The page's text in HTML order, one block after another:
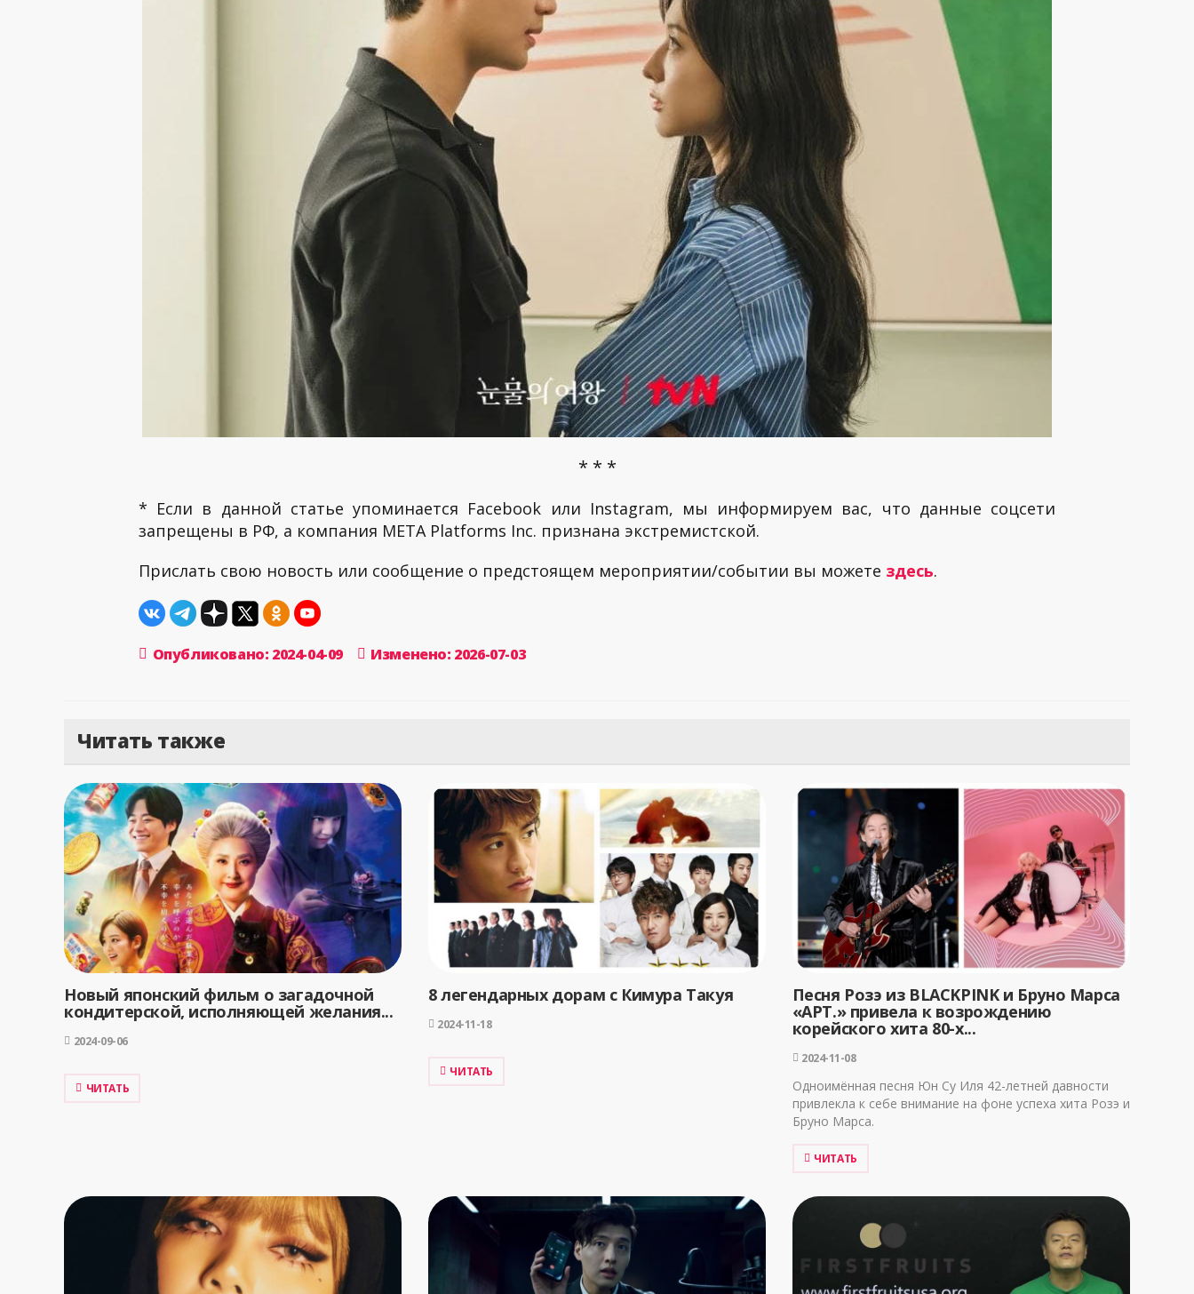
* * *
* Если в данной статье упоминается Facebook или Instagram, мы информируем вас, что данные соцсети
запрещены в РФ, а компания META Platforms Inc. признана экстремистской.
Прислать свою новость или сообщение о предстоящем мероприятии/событии вы можете здесь.
Опубликовано: 2024-04-09 Изменено: 2026-07-03
Читать также
Новый японский фильм о загадочной
кондитерской, исполняющей желания...
2024-09-06
ЧИТАТЬ
8 легендарных дорам с Кимура Такуя
2024-11-18
ЧИТАТЬ
Песня Розэ из BLACKPINK и Бруно Марса
«APT.» привела к возрождению
корейского хита 80-х...
2024-11-08
Одноимённая песня Юн Су Иля 42-летней давности
привлекла к себе внимание на фоне успеха хита Розэ и
Бруно Марса.
ЧИТАТЬ